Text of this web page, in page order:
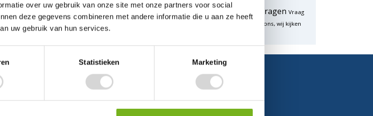
over uw gebruik van onze site met onze partners voor social
deze gegevens combineren met andere informatie die u aan ze heeft
uw gebruik van hun services.
Statistieken Marketing
Offerte aanvragen Vraag
een speciale prijs op bij ons, wij kijken
Ontvang direct korting